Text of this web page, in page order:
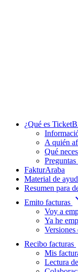
¿Qué es
A quién
Qué
FakturAraba
Material de
Resumen para
Emito facturas
Voy a
Ya he
Versiones
Recibo facturas
Mis
Lectura